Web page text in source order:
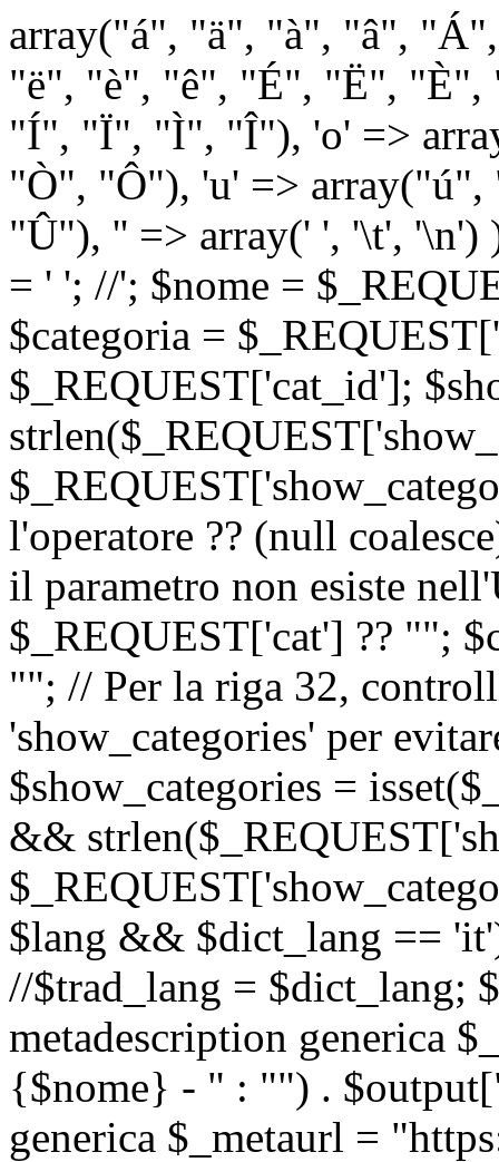
array("á", "ä", "à", "â",
"ë", "è", "ê", "É", "Ë",
"Í", "Ï", "Ì", "Î"), 'o' =>
"Ò", "Ô"), 'u' =>
"Û"), '' => array(' ', '\t',
= ' '; //'; $nome =
$categoria =
$_REQUEST['cat_id'];
l'operatore ?? (null
il parametro non esiste
$_REQUEST['cat'] ?? "";
""; // Per la riga 32,
'show_categories' per
$show_categories =
&&
$lang && $dict_lang ==
//$trad_lang = $dict_lang;
metadescription generica
{$nome} - " : "") .
generica $_metaurl =